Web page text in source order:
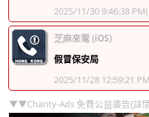
2025/11/30 9:46:38 PM
芝麻來電 (iOS)
假冒保安局
2025/11/28 12:59:21 PM
▼▼Charity-Ads 免費公益廣告[